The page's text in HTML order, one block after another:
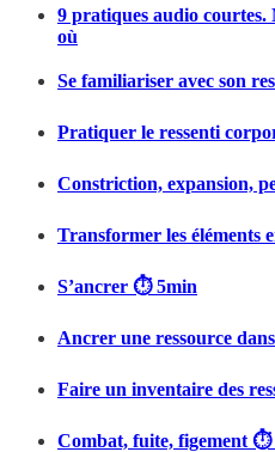
9 pratiques audio courtes.
où
Se familiariser avec son
Pratiquer le ressenti
Constriction, expansion,
Transformer les éléments
S’ancrer ⏱️ 5min
Ancrer une ressource
Faire un inventaire des
Combat, fuite, figement ⏱️